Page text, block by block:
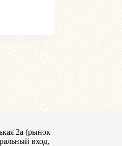
2а (рынок
вход,